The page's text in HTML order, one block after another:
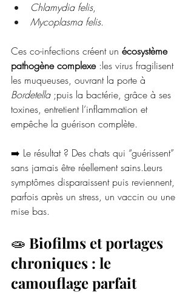
Chlamydia felis,
Mycoplasma felis.
Ces co-infections créent un écosystème
pathogène complexe :les virus fragilisent
les muqueuses, ouvrant la porte à
Bordetella ;puis la bactérie, grâce à ses
toxines, entretient l’inflammation et
empêche la guérison complète.
➡️ Le résultat ? Des chats qui “guérissent”
sans jamais être réellement sains.Leurs
symptômes disparaissent puis reviennent,
parfois après un stress, un vaccin ou une
mise bas.
🧫 Biofilms et portages
chroniques : le
camouflage parfait